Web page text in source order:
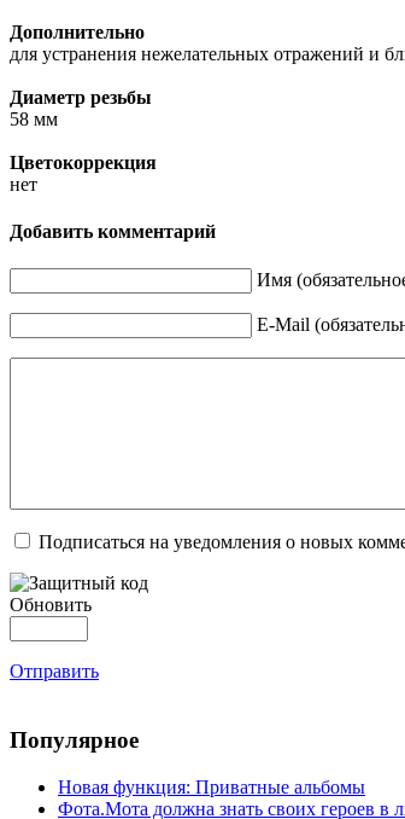
Дополнительно
для устранения нежелательных отражений и
Диаметр резьбы
58 мм
Цветокоррекция
нет
Добавить комментарий
Имя
E-Mail
Подписаться на уведомления о новых
Обновить
Отправить
Популярное
Новая функция: Приватные альбомы
Фота.Мота должна знать своих героев в